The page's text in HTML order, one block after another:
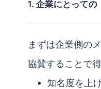
1. 企業にとって
まずは企業側の
協賛することで
知名度を上